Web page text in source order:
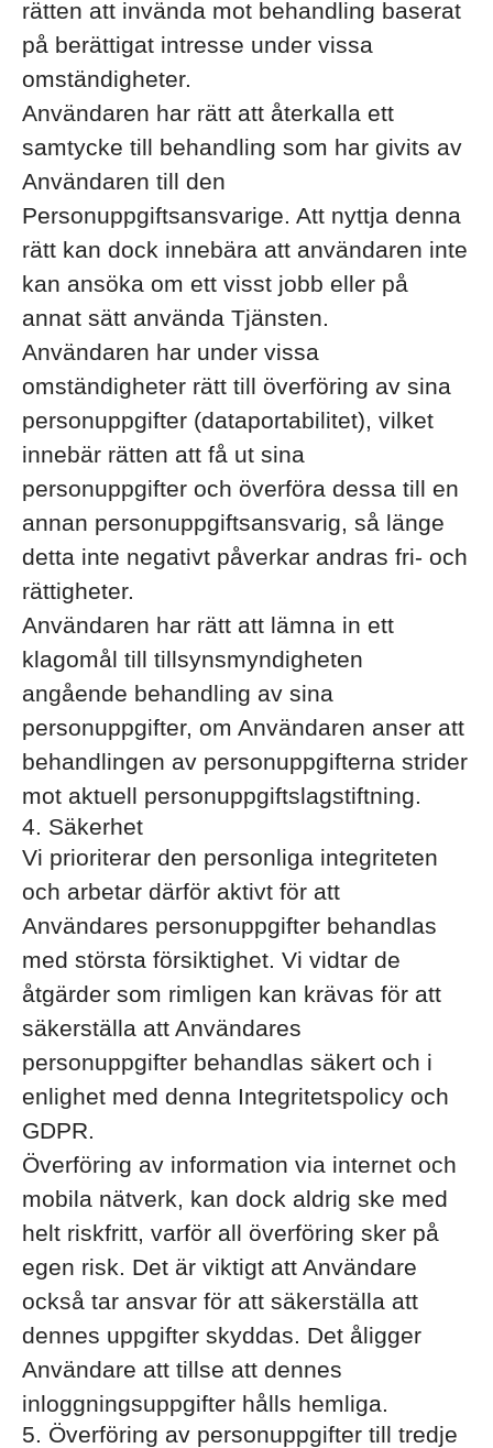
rätten att invända mot behandling baserat
på berättigat intresse under vissa
omständigheter.
Användaren har rätt att återkalla ett
samtycke till behandling som har givits av
Användaren till den
Personuppgiftsansvarige. Att nyttja denna
rätt kan dock innebära att användaren inte
kan ansöka om ett visst jobb eller på
annat sätt använda Tjänsten.
Användaren har under vissa
omständigheter rätt till överföring av sina
personuppgifter (dataportabilitet), vilket
innebär rätten att få ut sina
personuppgifter och överföra dessa till en
annan personuppgiftsansvarig, så länge
detta inte negativt påverkar andras fri- och
rättigheter.
Användaren har rätt att lämna in ett
klagomål till tillsynsmyndigheten
angående behandling av sina
personuppgifter, om Användaren anser att
behandlingen av personuppgifterna strider
mot aktuell personuppgiftslagstiftning.
4. Säkerhet
Vi prioriterar den personliga integriteten
och arbetar därför aktivt för att
Användares personuppgifter behandlas
med största försiktighet. Vi vidtar de
åtgärder som rimligen kan krävas för att
säkerställa att Användares
personuppgifter behandlas säkert och i
enlighet med denna Integritetspolicy och
GDPR.
Överföring av information via internet och
mobila nätverk, kan dock aldrig ske med
helt riskfritt, varför all överföring sker på
egen risk. Det är viktigt att Användare
också tar ansvar för att säkerställa att
dennes uppgifter skyddas. Det åligger
Användare att tillse att dennes
inloggningsuppgifter hålls hemliga.
5. Överföring av personuppgifter till tredje